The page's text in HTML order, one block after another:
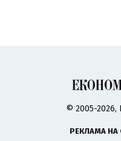
© 2005-
РЕКЛАМА НА